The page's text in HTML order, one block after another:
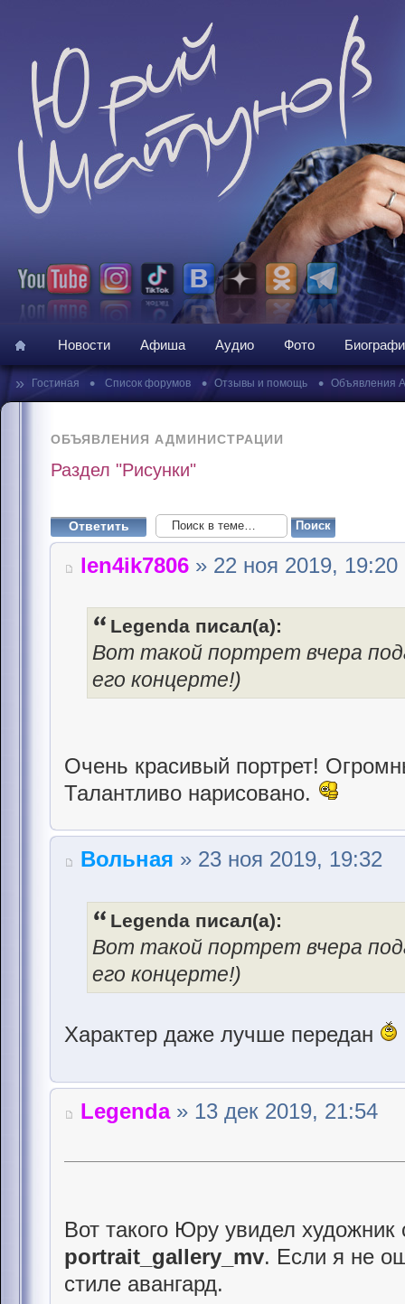
Новости Афиша Аудио Фото
» Гостиная • Список форумов • Отзывы и помощь • Объявления
ОБЪЯВЛЕНИЯ АДМИНИСТРАЦИИ
Раздел "Рисунки"
Ответить
len4ik7806 » 22 ноя 2019, 19:20
Legenda писал(а):
Вот такой портрет вчера
его концерте!)
Очень красивый портрет!
Талантливо нарисовано.
Вольная » 23 ноя 2019, 19:32
Legenda писал(а):
Вот такой портрет вчера
его концерте!)
Характер даже лучше передан
Legenda» 13 дек 2019, 21:54
Вот такого Юру увидел
portrait_gallery_mv. Если я не
стиле авангард.